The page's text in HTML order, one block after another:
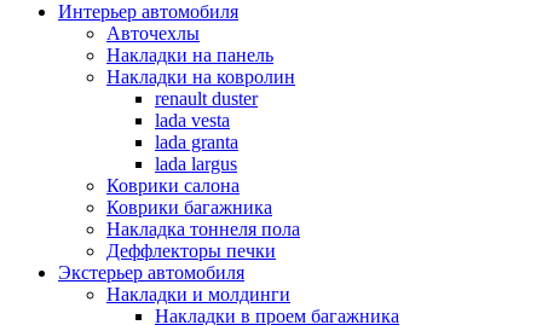
Интерьер автомобиля
Авточехлы
Накладки на панель
Накладки на ковролин
renault duster
lada vesta
lada granta
lada largus
Коврики салона
Коврики багажника
Накладка тоннеля пола
Деффлекторы печки
Экстерьер автомобиля
Накладки и молдинги
Накладки в проем багажника